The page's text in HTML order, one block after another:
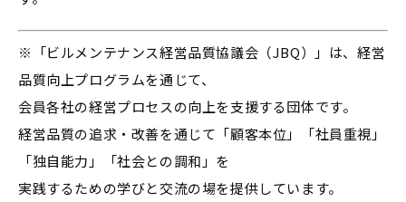
※「ビルメンテナンス経営品質協議会（JBQ）」は、経営
品質向上プログラムを通じて、
会員各社の経営プロセスの向上を支援する団体です。
経営品質の追求・改善を通じて「顧客本位」「社員重視」
「独自能力」「社会との調和」を
実践するための学びと交流の場を提供しています。